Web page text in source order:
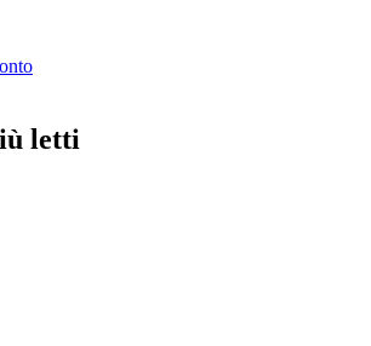
letti